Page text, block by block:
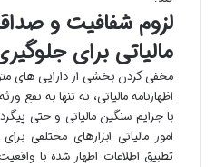
لزوم شفافیت و
مالیاتی برای
مخفی کردن بخشی از دارایی های
اظهارنامه مالیاتی، نه تنها به نفع
با جرایم سنگین مالیاتی و حتی
امور مالیاتی ابزارهای مختلفی
تطبیق اطلاعات اظهار شده با